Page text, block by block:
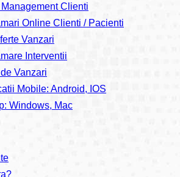
Clienti
Online Clienti / Pacienti
Vanzari
Interventii
Vanzari
Mobile: Android, IOS
Windows, Mac